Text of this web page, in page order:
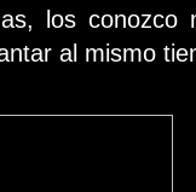
los
al mismo